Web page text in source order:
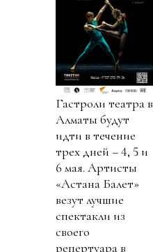
Гастроли театра в
Алматы будут
идти в течение
трех дней – 4, 5 и
6 мая. Артисты
«Астана Балет»
везут лучшие
спектакли из
своего
репертуара в